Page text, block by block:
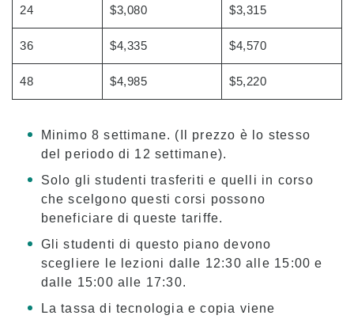
Tasse
studenteschi (ESTA, e-Visa, ecc.)
Tassa d’iscrizione per Kama’aina (cittadini
statunitensi o titolari di carta verde)
Tasse per studenti in corso e titolari di visto
per studenti (F-1)
Spese di alloggio
Lezioni pomeridiane per studenti trasferiti e
attuali
24 $3,080 $3,315
36 $4,335 $4,570
48 $4,985 $5,220
Minimo 8 settimane. (Il prezzo è lo stesso
del periodo di 12 settimane).
Solo gli studenti trasferiti e quelli in corso
che scelgono questi corsi possono
beneficiare di queste tariffe.
Gli studenti di questo piano devono
scegliere le lezioni dalle 12:30 alle 15:00 e
dalle 15:00 alle 17:30.
La tassa di tecnologia e copia viene